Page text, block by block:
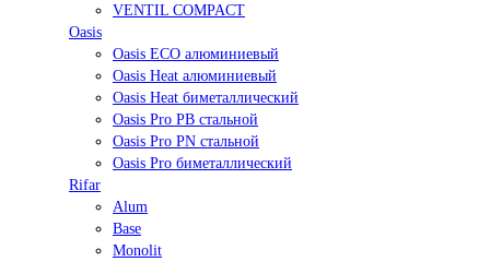
VENTIL COMPACT
Oasis
Oasis ECO алюминиевый
Oasis Heat алюминиевый
Oasis Heat биметаллический
Oasis Pro PB стальной
Oasis Pro PN стальной
Oasis Pro биметаллический
Rifar
Alum
Base
Monolit